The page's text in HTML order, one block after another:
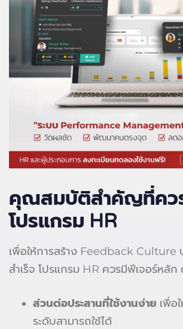
คุณสมบัติสำคัญที่คว
โปรแกรม HR
เพื่อให้การสร้าง Feedback Culture
สำเร็จ โปรแกรม HR ควรมีฟีเจอร์หลัก
ส่วนต่อประสานที่ใช้งานง่าย เพื่อ
ระดับสามารถใช้ได้